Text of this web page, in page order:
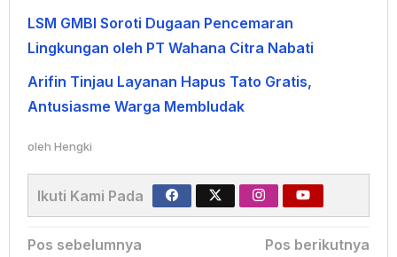
LSM GMBI Soroti Dugaan Pencemaran
Lingkungan oleh PT Wahana Citra Nabati
Arifin Tinjau Layanan Hapus Tato Gratis,
Antusiasme Warga Membludak
oleh Hengki
Ikuti Kami Pada
Navigasi
Pos sebelumnya
Pos berikutnya